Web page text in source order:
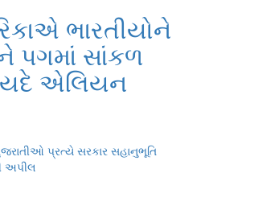
ભારતીયોને
પગમાં સાંકળ
એલિયન